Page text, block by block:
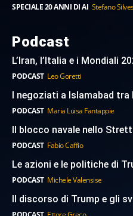
SPECIALE 20 ANNI DI AI Stefano
Podcast
L’Iran, l’Italia e i Mondiali
PODCAST Leo Goretti
I negoziati a Islamabad tra
PODCAST Maria Luisa Fantappie
Il blocco navale nello
PODCAST Fabio Caffio
Le azioni e le politiche di
PODCAST Michele Valensise
Il discorso di Trump e gli